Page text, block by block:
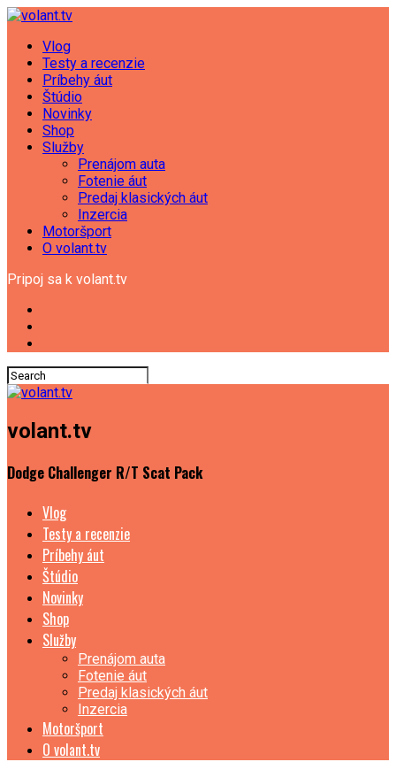
Vlog
Testy a recenzie
Príbehy áut
Štúdio
Novinky
Shop
Služby
Prenájom auta
Fotenie áut
Predaj klasických áut
Inzercia
Motoršport
O volant.tv
Pripoj sa k volant.tv
volant.tv
Dodge Challenger R/T Scat Pack
Vlog
Testy a recenzie
Príbehy áut
Štúdio
Novinky
Shop
Služby
Prenájom auta
Fotenie áut
Predaj klasických áut
Inzercia
Motoršport
O volant.tv